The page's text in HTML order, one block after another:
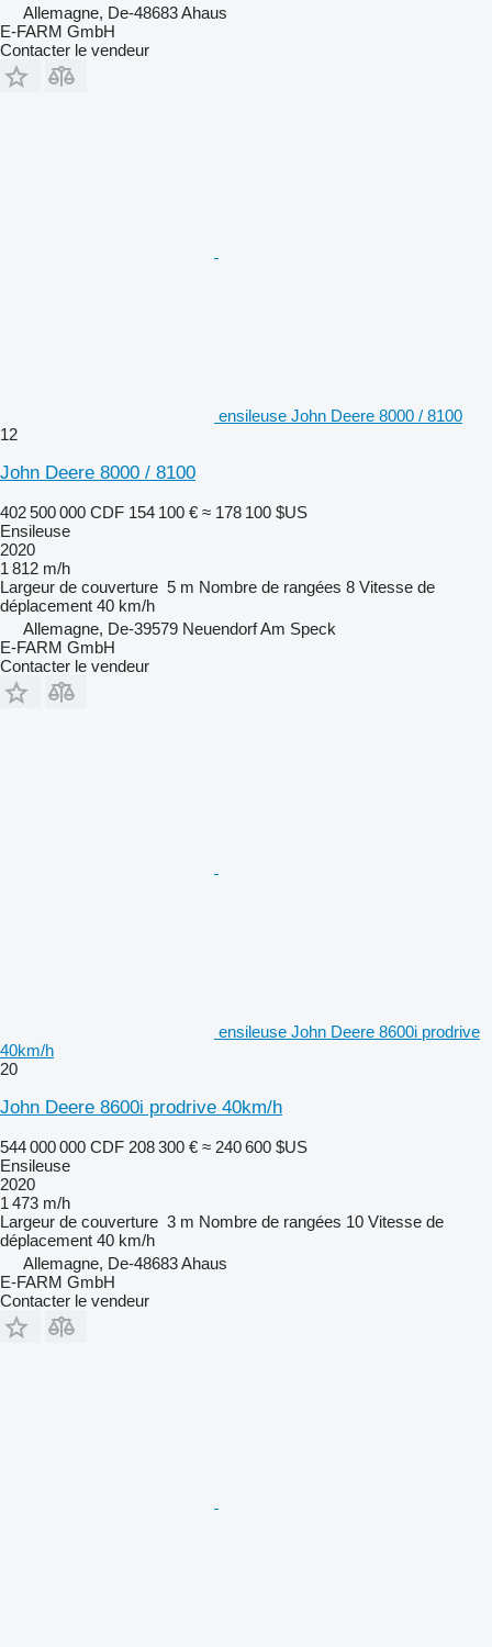
Allemagne, De-48683 Ahaus
E-FARM GmbH
Contacter le vendeur
ensileuse John Deere 8000 / 8100
12
John Deere 8000 / 8100
402 500 000 CDF 154 100 € ≈ 178 100 $US
Ensileuse
2020
1 812 m/h
Largeur de couverture 5 m Nombre de rangées 8 Vitesse de
déplacement 40 km/h
Allemagne, De-39579 Neuendorf Am Speck
E-FARM GmbH
Contacter le vendeur
ensileuse John Deere 8600i prodrive
40km/h
20
John Deere 8600i prodrive 40km/h
544 000 000 CDF 208 300 € ≈ 240 600 $US
Ensileuse
2020
1 473 m/h
Largeur de couverture 3 m Nombre de rangées 10 Vitesse de
déplacement 40 km/h
Allemagne, De-48683 Ahaus
E-FARM GmbH
Contacter le vendeur